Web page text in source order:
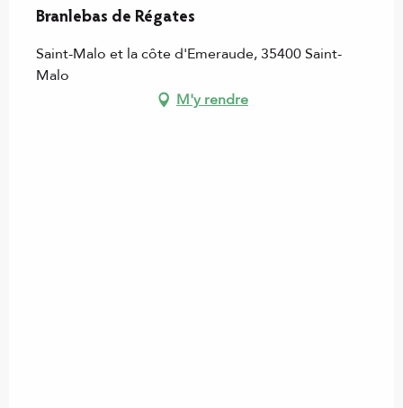
Branlebas de Régates
Saint-Malo et la côte d'Emeraude, 35400 Saint-
Malo
M'y rendre